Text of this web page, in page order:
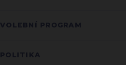
VOLEBNÍ PROGRAM
POLITIKA